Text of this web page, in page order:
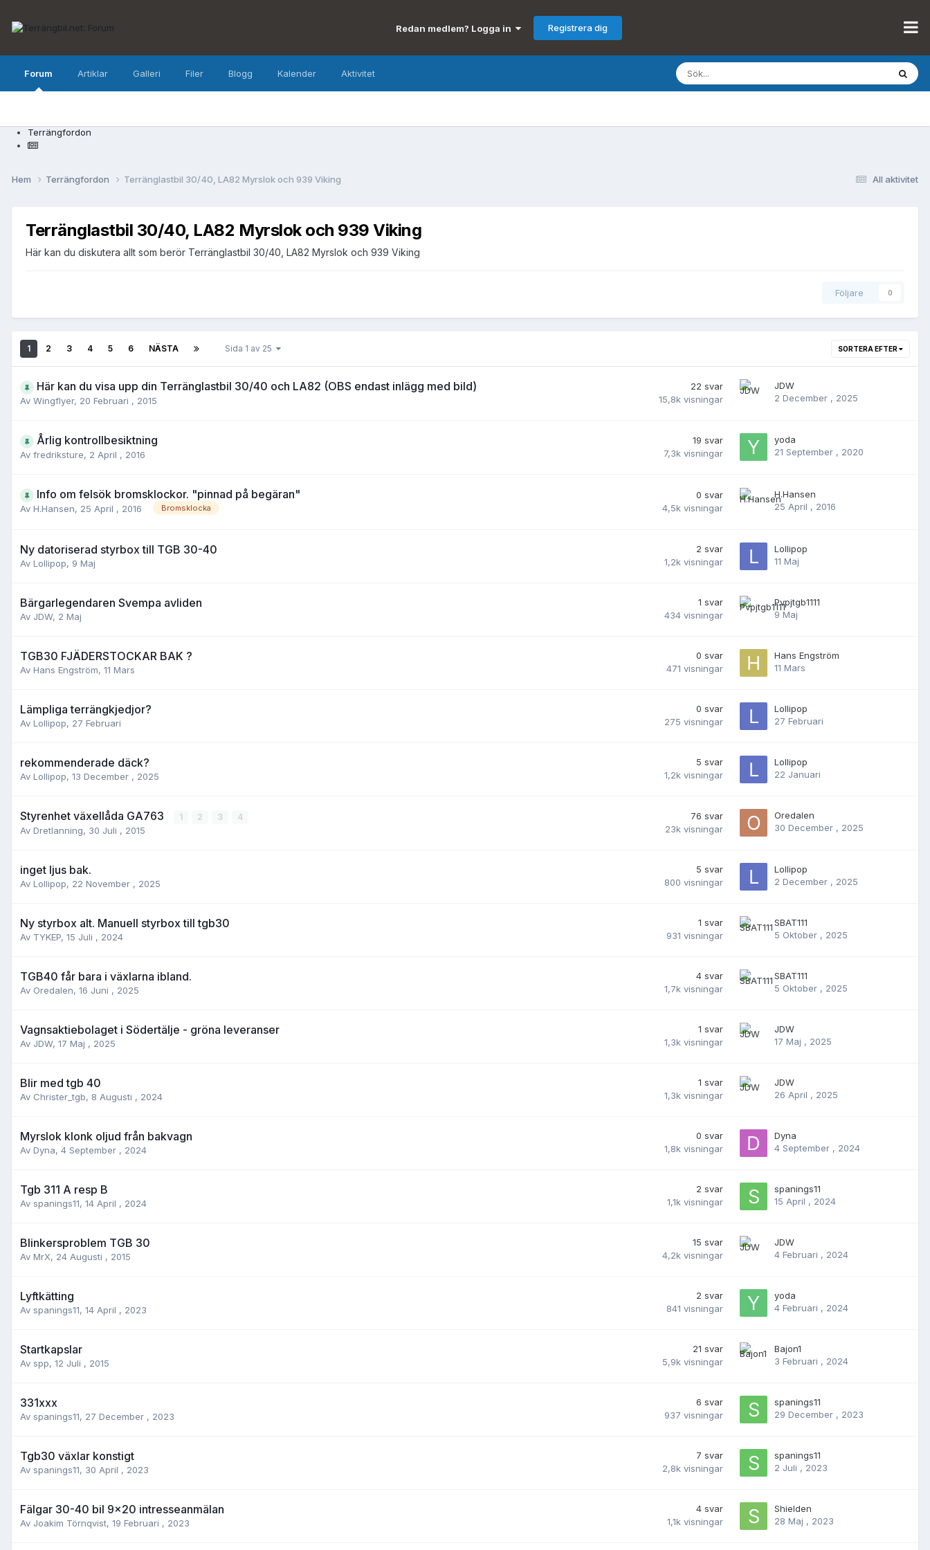
Redan medlem? Logga in Registrera dig
Forum Artiklar Galleri Filer Blogg Kalender Aktivitet
Terrängfordon
All aktivitet
Hem Terrängfordon Terränglastbil 30/40, LA82 Myrslok och 939 Viking
Terränglastbil 30/40, LA82 Myrslok och 939 Viking
Här kan du diskutera allt som berör Terränglastbil 30/40, LA82 Myrslok och 939 Viking
Följare 0
SORTERA EFTER
1 2 3 4 5 6 NÄSTA Sida 1 av 25
Här kan du visa upp din Terränglastbil 30/40 och LA82 (OBS endast inlägg med bild)
Av Wingflyer, 20 Februari , 2015
22 svar
15,8k visningar
JDW
2 December , 2025
Årlig kontrollbesiktning
Av fredriksture, 2 April , 2016
19 svar
7,3k visningar
yoda
21 September , 2020
Info om felsök bromsklockor. "pinnad på begäran"
Av H.Hansen, 25 April , 2016 Bromsklocka
0 svar
4,5k visningar
H.Hansen
25 April , 2016
Ny datoriserad styrbox till TGB 30-40
Av Lollipop, 9 Maj
2 svar
1,2k visningar
Lollipop
11 Maj
Bärgarlegendaren Svempa avliden
Av JDW, 2 Maj
1 svar
434 visningar
Pvpjtgb1111
9 Maj
TGB30 FJÄDERSTOCKAR BAK ?
Av Hans Engström, 11 Mars
0 svar
471 visningar
Hans Engström
11 Mars
Lämpliga terrängkjedjor?
Av Lollipop, 27 Februari
0 svar
275 visningar
Lollipop
27 Februari
rekommenderade däck?
Av Lollipop, 13 December , 2025
5 svar
1,2k visningar
Lollipop
22 Januari
Styrenhet växellåda GA763 1 2 3 4
Av Dretlanning, 30 Juli , 2015
76 svar
23k visningar
Oredalen
30 December , 2025
inget ljus bak.
Av Lollipop, 22 November , 2025
5 svar
800 visningar
Lollipop
2 December , 2025
Ny styrbox alt. Manuell styrbox till tgb30
Av TYKEP, 15 Juli , 2024
1 svar
931 visningar
SBAT111
5 Oktober , 2025
TGB40 får bara i växlarna ibland.
Av Oredalen, 16 Juni , 2025
4 svar
1,7k visningar
SBAT111
5 Oktober , 2025
Vagnsaktiebolaget i Södertälje - gröna leveranser
Av JDW, 17 Maj , 2025
1 svar
1,3k visningar
JDW
17 Maj , 2025
Blir med tgb 40
Av Christer_tgb, 8 Augusti , 2024
1 svar
1,3k visningar
JDW
26 April , 2025
Myrslok klonk oljud från bakvagn
Av Dyna, 4 September , 2024
0 svar
1,8k visningar
Dyna
4 September , 2024
Tgb 311 A resp B
Av spanings11, 14 April , 2024
2 svar
1,1k visningar
spanings11
15 April , 2024
Blinkersproblem TGB 30
Av MrX, 24 Augusti , 2015
15 svar
4,2k visningar
JDW
4 Februari , 2024
Lyftkätting
Av spanings11, 14 April , 2023
2 svar
841 visningar
yoda
4 Februari , 2024
Startkapslar
Av spp, 12 Juli , 2015
21 svar
5,9k visningar
Bajon1
3 Februari , 2024
331xxx
Av spanings11, 27 December , 2023
6 svar
937 visningar
spanings11
29 December , 2023
Tgb30 växlar konstigt
Av spanings11, 30 April , 2023
7 svar
2,8k visningar
spanings11
2 Juli , 2023
Fälgar 30-40 bil 9x20 intresseanmälan
Av Joakim Törnqvist, 19 Februari , 2023
4 svar
1,1k visningar
Shielden
28 Maj , 2023